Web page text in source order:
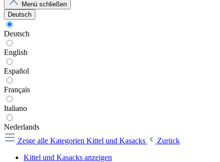
Menü schließen
Deutsch
Deutsch
English
Español
Français
Italiano
Nederlands
Zeige alle Kategorien Kittel und Kasacks
Zurück
Kittel und Kasacks anzeigen